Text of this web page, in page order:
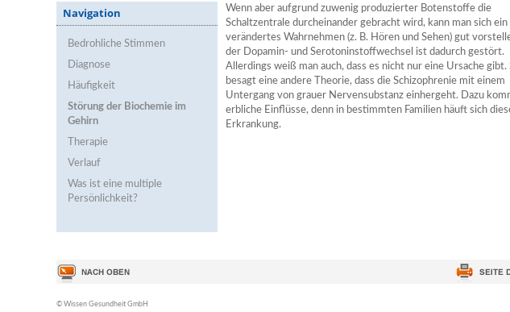
Navigation
Bedrohliche Stimmen
Diagnose
Häufigkeit
Störung der Biochemie im
Gehirn
Therapie
Verlauf
Was ist eine multiple
Persönlichkeit?
Wenn aber aufgrund zuwenig produzierter Botenstoffe die
Schaltzentrale durcheinander gebracht wird, kann man sich ein
verändertes Wahrnehmen (z. B. Hören und Sehen) gut
der Dopamin- und Serotoninstoffwechsel ist dadurch gestört.
Allerdings weiß man auch, dass es nicht nur eine Ursache gibt.
besagt eine andere Theorie, dass die Schizophrenie mit einem
Untergang von grauer Nervensubstanz einhergeht. Dazu
erbliche Einflüsse, denn in bestimmten Familien häuft sich
Erkrankung.
© Wissen Gesundheit GmbH